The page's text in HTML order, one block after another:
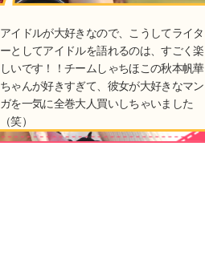
アイドルが大好きなので、こうしてライタ
ーとしてアイドルを語れるのは、すごく楽
しいです！！チームしゃちほこの秋本帆華
ちゃんが好きすぎて、彼女が大好きなマン
ガを一気に全巻大人買いしちゃいました
（笑）